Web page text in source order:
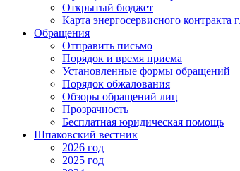
Открытый бюджет
Карта энергосервисного контракта
Обращения
Отправить письмо
Порядок и время приема
Установленные формы обращений
Порядок обжалования
Обзоры обращений лиц
Прозрачность
Бесплатная юридическая помощь
Шпаковский вестник
2026 год
2025 год